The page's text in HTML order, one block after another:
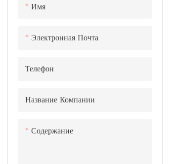
Имя
Электронная Почта
Телефон
Название Компании
Содержание